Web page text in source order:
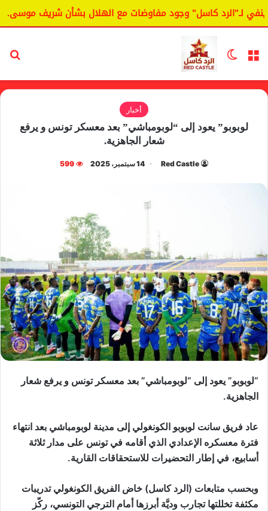
لـ"الرد كاسل" وجود مفاوضات مع الهلال بشأن شريف موسى.
القائمة الوضع المظلم
أخبار
لوبوبو” يعود إلى “لوبومباشي” بعد معسكر تونس و يرفع
شعار الجاهزية.
Red Castle 14 سبتمبر، 2025 599
“لوبوبو” يعود إلى “لوبومباشي” بعد معسكر تونس و يرفع شعار
الجاهزية.
عاد فريق سانت لوبوبو الكونغولي إلى مدينة لوبومباشي بعد انتهاء
فترة معسكره الإعدادي الذي أقامه في تونس على مدار ثلاثة
أسابيع، في إطار التحضيرات للاستحقاقات القارية.
وبحسب متابعات (الرد كاسل) خاض الفريق الكونغولي تدريبات
مكثفة تخللتها تجارب وديَّة أبرزها أمام الترجي التونسي، ركّز